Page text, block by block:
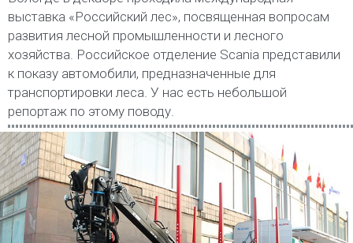
выставка «Российский лес», посвященная вопросам
развития лесной промышленности и лесного
хозяйства. Российское отделение Scania представили
к показу автомобили, предназначенные для
транспортировки леса. У нас есть небольшой
репортаж по этому поводу.